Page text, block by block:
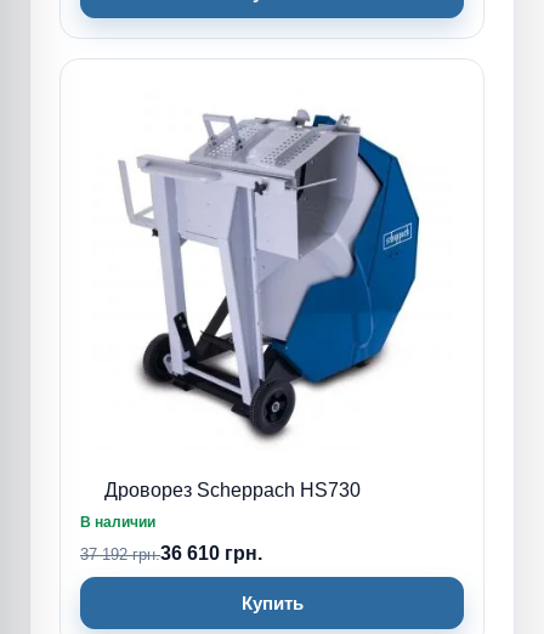
Дроворез Scheppach HS730
В наличии
37 192 грн.36 610 грн.
Купить